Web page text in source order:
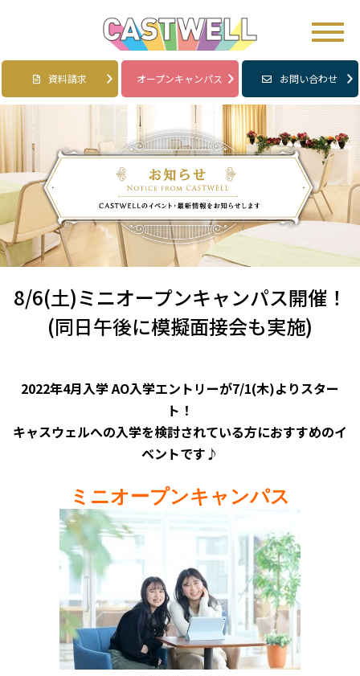
資料請求 オープンキャンパス お問い合わせ
8/6(土)ミニオープンキャンパス開催！
(同日午後に模擬面接会も実施)
2022年4月入学 AO入学エントリーが7/1(木)よりスター
ト！
キャスウェルへの入学を検討されている方におすすめのイ
ベントです♪
ミニオープンキャンパス